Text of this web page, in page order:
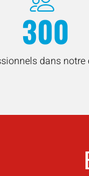
300
dans notre